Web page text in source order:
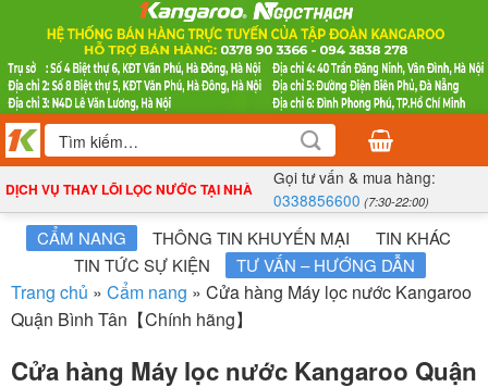
nội
dung
Tìm
kiếm:
DỊCH VỤ THAY LÕI LỌC NƯỚC TẠI NHÀ
Gọi tư vấn & mua hàng:
0338856600 (7:30-22:00)
CẨM NANG THÔNG TIN KHUYẾN MẠI
TIN KHÁC
TIN TỨC SỰ KIỆN
TƯ VẤN – HƯỚNG DẪN
Trang chủ » Cẩm nang » Cửa hàng Máy lọc nước Kangaroo
Quận Bình Tân【Chính hãng】
Cửa hàng Máy lọc nước Kangaroo Quận